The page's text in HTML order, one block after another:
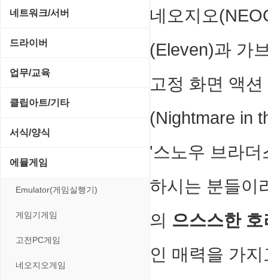
앱플레이어
온라인게임
전략/시뮬레이션
비디오 재생기
사운드 에디터
사운드 재생기
이미지 뷰어
바이러스 백신
압축파일 관리
파일/디스크
하드웨어 관련
실행기/툴바
운영체제 ISO/Image
커서/아이콘 툴
폰트관리/인쇄
FTP/텔넷/통신
사이트 저작도구
원격도구
웹 브라우저
웹 유틸리티
파일공유/클라우드
네트워크/서버
FTP 서버
백오피스/.NET
웹 서버
드라이버
SCSI/IDE/USB
비디오/모니터
사운드카드
입력장치
저장장치
프린터
업무/교육
MS 오피스 관련
클립아트/기타
동영상 클립
서식/양식
경찰청-감사
경찰청-경무
경찰청-경비
경찰청-교통
경찰청-범죄예방
에뮬게임
Emulator(게임실행기)
게임기게임
고전PC게임
네오지오게임
네오지오
(Eleven)과 가
고정 화면 액
(Nightmare in
'스노우 브라
하시는 분들이
의 으스스한
인 매력을 가